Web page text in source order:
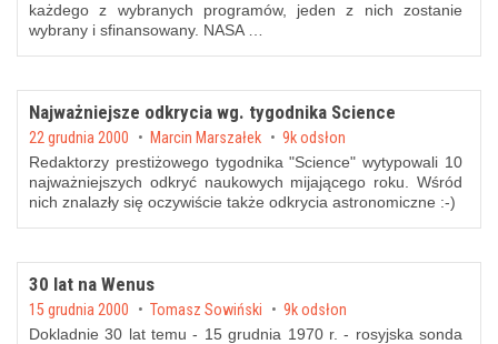
każdego z wybranych programów, jeden z nich zostanie
wybrany i sfinansowany. NASA …
Najważniejsze odkrycia wg. tygodnika Science
Posted on
22 grudnia 2000 by Marcin Marszałek 9k odsłon
Redaktorzy prestiżowego tygodnika "Science" wytypowali 10
najważniejszych odkryć naukowych mijającego roku. Wśród
nich znalazły się oczywiście także odkrycia astronomiczne :-)
30 lat na Wenus
Posted on
15 grudnia 2000 byTomasz Sowiński 9k odsłon
Dokladnie 30 lat temu - 15 grudnia 1970 r. - rosyjska sonda